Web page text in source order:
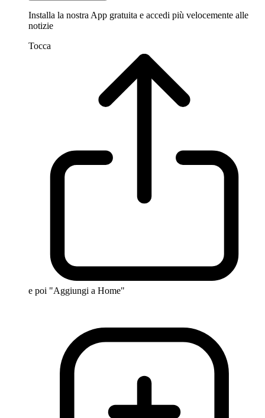
Installa la nostra App gratuita e accedi più velocemente alle
notizie
Tocca
e poi "Aggiungi a Home"